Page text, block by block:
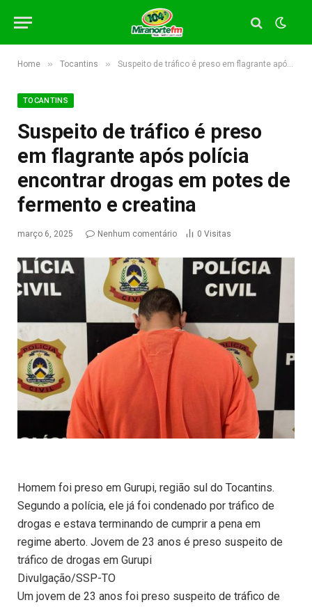
Home » Tocantins » Suspeito de tráfico é preso em flagrante após polícia encontrar drogas em potes de fermento e creatina
TOCANTINS
Suspeito de tráfico é preso
em flagrante após polícia
encontrar drogas em potes de
fermento e creatina
março 6, 2025 Nenhum comentário 0 Visitas
Homem foi preso em Gurupi, região sul do Tocantins.
Segundo a polícia, ele já foi condenado por tráfico de
drogas e estava terminando de cumprir a pena em
regime aberto. Jovem de 23 anos é preso suspeito de
tráfico de drogas em Gurupi
Divulgação/SSP-TO
Um jovem de 23 anos foi preso suspeito de tráfico de